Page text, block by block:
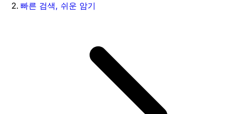
빠른 검색, 쉬운 암기